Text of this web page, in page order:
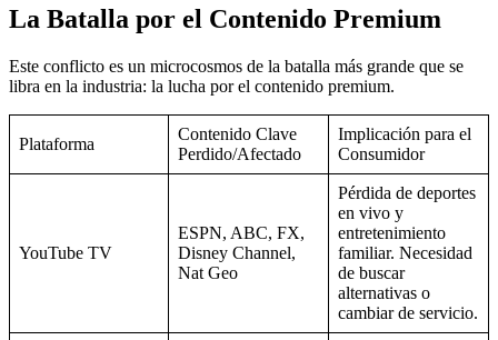
La Batalla por el Contenido Premium
Este conflicto es un microcosmos de la batalla más grande que se
libra en la industria: la lucha por el contenido premium.
Plataforma
Contenido Clave
Perdido/Afectado
Implicación para el
Consumidor
YouTube TV
ESPN, ABC, FX,
Disney Channel,
Nat Geo
Pérdida de deportes
en vivo y
entretenimiento
familiar. Necesidad
de buscar
alternativas o
cambiar de servicio.